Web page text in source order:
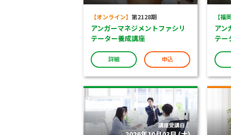
【オンライン】 第2128期
アンガーマネジメントファシリ
テーター養成講座
詳細 申込
【福
アン
テー
講座受講日：